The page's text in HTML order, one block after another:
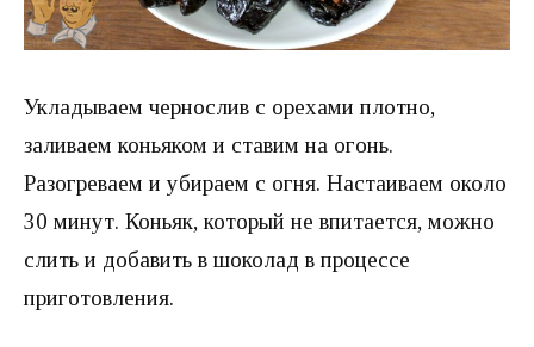
Укладываем чернослив с орехами плотно,
заливаем коньяком и ставим на огонь.
Разогреваем и убираем с огня. Настаиваем около
30 минут. Коньяк, который не впитается, можно
слить и добавить в шоколад в процессе
приготовления.